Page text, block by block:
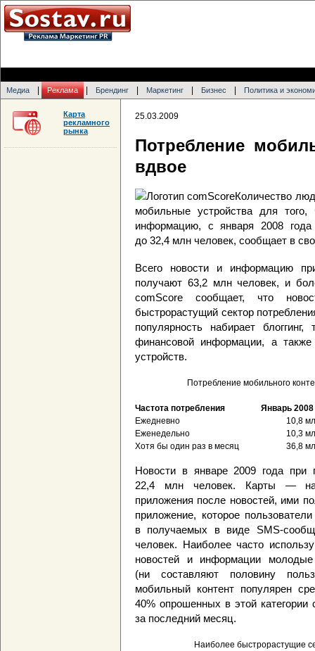
Медиа Реклама Брендинг Маркетинг Бизнес Политика и
25.03.2009
Потребление
вдвое
Количество
мобильные устройства для
информацию, с января 2008
до 32,4 млн человек, сообщает в
Всего новости и информацию
получают 63,2 млн человек, и
comScore сообщает, что
быстрорастущий сектор
популярность набирает
финансовой информации, а
устройств.
Потребление мобильного
Частота потребления
Январь 2008
Ежедневно
10,8
Еженедельно
10,3
Хотя бы один раз в месяц
36,8
Новости в январе 2009 года при
22,4 млн человек. Карты —
приложения после новостей, ими
приложение, которое
в получаемых в виде SMS-
человек. Наиболее часто
новостей и информации
(ни составляют половину
мобильный контент популярен
40% опрошенных в этой
за последний месяц.
Наиболее быстрорастущие
Карта
рекламного
рынка